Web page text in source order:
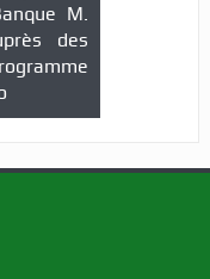
M.
des